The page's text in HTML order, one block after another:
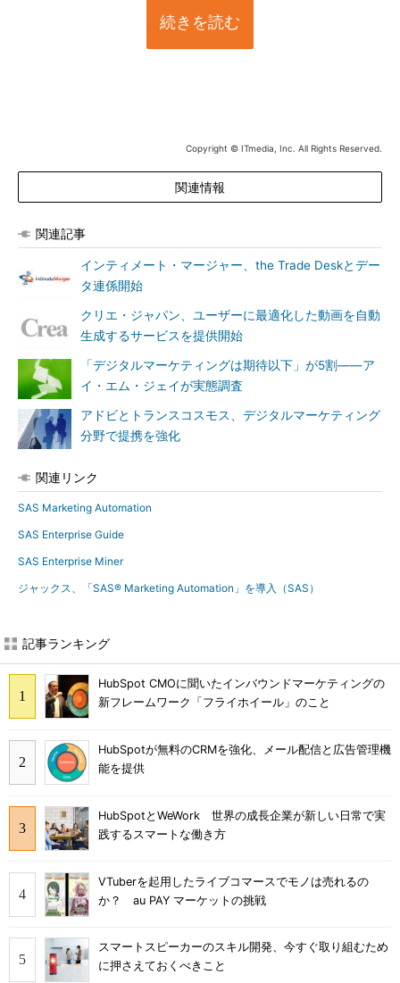
続きを読む
Copyright © ITmedia, Inc. All Rights Reserved.
関連情報
関連記事
インティメート・マージャー、the Trade Deskとデー
タ連係開始
クリエ・ジャパン、ユーザーに最適化した動画を自動
生成するサービスを提供開始
「デジタルマーケティングは期待以下」が5割――ア
イ・エム・ジェイが実態調査
アドビとトランスコスモス、デジタルマーケティング
分野で提携を強化
関連リンク
SAS Marketing Automation
SAS Enterprise Guide
SAS Enterprise Miner
ジャックス、「SAS® Marketing Automation」を導入（SAS）
記事ランキング
HubSpot CMOに聞いたインバウンドマーケティングの
新フレームワーク「フライホイール」のこと
HubSpotが無料のCRMを強化、メール配信と広告管理機
能を提供
HubSpotとWeWork 世界の成長企業が新しい日常で実
践するスマートな働き方
VTuberを起用したライブコマースでモノは売れるの
か？ au PAY マーケットの挑戦
スマートスピーカーのスキル開発、今すぐ取り組むため
に押さえておくべきこと